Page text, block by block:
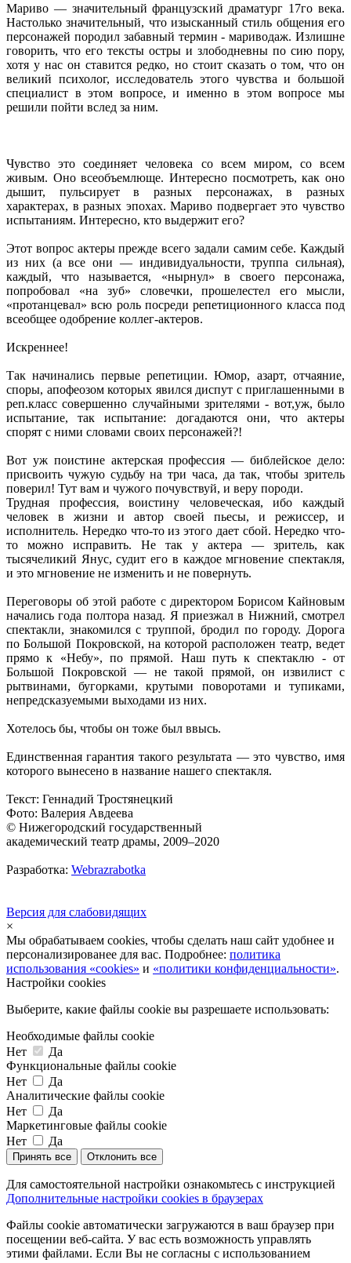
Мариво — значительный французский драматург 17го века.
Настолько значительный, что изысканный стиль общения его
персонажей породил забавный термин - мариводаж. Излишне
говорить, что его тексты остры и злободневны по сию пору,
хотя у нас он ставится редко, но стоит сказать о том, что он
великий психолог, исследователь этого чувства и большой
специалист в этом вопросе, и именно в этом вопросе мы
решили пойти вслед за ним.
Чувство это соединяет человека со всем миром, со всем
живым. Оно всеобъемлюще. Интересно посмотреть, как оно
дышит, пульсирует в разных персонажах, в разных
характерах, в разных эпохах. Мариво подвергает это чувство
испытаниям. Интересно, кто выдержит его?
Этот вопрос актеры прежде всего задали самим себе. Каждый
из них (а все они — индивидуальности, труппа сильная),
каждый, что называется, «нырнул» в своего персонажа,
попробовал «на зуб» словечки, прошелестел его мысли,
«протанцевал» всю роль посреди репетиционного класса под
всеобщее одобрение коллег-актеров.
Искреннее!
Так начинались первые репетиции. Юмор, азарт, отчаяние,
споры, апофеозом которых явился диспут с приглашенными в
реп.класс совершенно случайными зрителями - вот,уж, было
испытание, так испытание: догадаются они, что актеры
спорят с ними словами своих персонажей?!
Вот уж поистине актерская профессия — библейское дело:
присвоить чужую судьбу на три часа, да так, чтобы зритель
поверил! Тут вам и чужого почувствуй, и веру породи.
Трудная профессия, воистину человеческая, ибо каждый
человек в жизни и автор своей пьесы, и режиссер, и
исполнитель. Нередко что-то из этого дает сбой. Нередко что-
то можно исправить. Не так у актера — зритель, как
тысячеликий Янус, судит его в каждое мгновение спектакля,
и это мгновение не изменить и не повернуть.
Переговоры об этой работе с директором Борисом Кайновым
начались года полтора назад. Я приезжал в Нижний, смотрел
спектакли, знакомился с труппой, бродил по городу. Дорога
по Большой Покровской, на которой расположен театр, ведет
прямо к «Небу», по прямой. Наш путь к спектаклю - от
Большой Покровской — не такой прямой, он извилист с
рытвинами, бугорками, крутыми поворотами и тупиками,
непредсказуемыми выходами из них.
Хотелось бы, чтобы он тоже был ввысь.
Единственная гарантия такого результата — это чувство, имя
которого вынесено в название нашего спектакля.
Текст: Геннадий Тростянецкий
Фото: Валерия Авдеева
© Нижегородский государственный
академический театр драмы, 2009–2020
Разработка: Webrazrabotka
Версия для слабовидящих
×
Мы обрабатываем cookies, чтобы сделать наш сайт удобнее и
персонализированее для вас. Подробнее: политика
использования «cookies» и «политики конфиденциальности».
Настройки cookies
Выберите, какие файлы cookie вы разрешаете использовать:
Необходимые файлы cookie
Нет
Да
Функциональные файлы cookie
Нет
Да
Аналитические файлы cookie
Нет
Да
Маркетинговые файлы cookie
Нет
Да
Принять все Отклонить все
Для самостоятельной настройки ознакомьтесь с инструкцией
Дополнительные настройки cookies в браузерах
Файлы cookie автоматически загружаются в ваш браузер при
посещении веб-сайта. У вас есть возможность управлять
этими файлами. Если Вы не согласны с использованием